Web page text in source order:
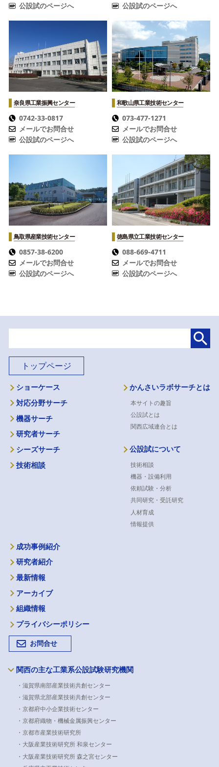
公設試のページへ
公設試のページへ
奈良県工業振興センター
0742-33-0817
メールでお問合せ
公設試のページへ
和歌山県工業技術センター
073-477-1271
メールでお問合せ
公設試のページへ
鳥取県産業技術センター
0857-38-6200
メールでお問合せ
公設試のページへ
徳島県立工業技術センター
088-669-4711
メールでお問合せ
公設試のページへ
トップページ
ショーケース
対応分野サーチ
機器サーチ
研究者サーチ
シーズサーチ
技術相談
かんさいラボサーチとは
本サイトの趣旨
公設試とは
関西広域連合とは
公設試について
技術相談
機器・設備利用
依頼試験・分析
共同研究・受託研究
人材育成
情報提供
成功事例紹介
研究者紹介
最新情報
アーカイブ
組織情報
プライバシーポリシー
お問合せ
関西の主な工業系公設試験研究機関
・滋賀県南部産業技術共創センター
・滋賀県北部産業技術共創センター
・京都府中小企業技術センター
・京都府織物・機械金属振興センター
・京都市産業技術研究所
・大阪産業技術研究所 和泉センター
・大阪産業技術研究所 森之宮センター